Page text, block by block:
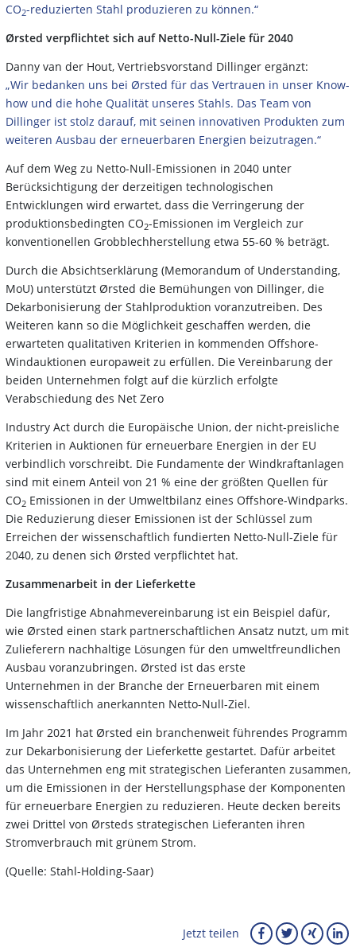
CO2-reduzierten Stahl produzieren zu können.“
Ørsted verpflichtet sich auf Netto-Null-Ziele für 2040
Danny van der Hout, Vertriebsvorstand Dillinger ergänzt:
„Wir bedanken uns bei Ørsted für das Vertrauen in unser Know-
how und die hohe Qualität unseres Stahls. Das Team von
Dillinger ist stolz darauf, mit seinen innovativen Produkten zum
weiteren Ausbau der erneuerbaren Energien beizutragen.“
Auf dem Weg zu Netto-Null-Emissionen in 2040 unter
Berücksichtigung der derzeitigen technologischen
Entwicklungen wird erwartet, dass die Verringerung der
produktionsbedingten CO2-Emissionen im Vergleich zur
konventionellen Grobblechherstellung etwa 55-60 % beträgt.
Durch die Absichtserklärung (Memorandum of Understanding,
MoU) unterstützt Ørsted die Bemühungen von Dillinger, die
Dekarbonisierung der Stahlproduktion voranzutreiben. Des
Weiteren kann so die Möglichkeit geschaffen werden, die
erwarteten qualitativen Kriterien in kommenden Offshore-
Windauktionen europaweit zu erfüllen. Die Vereinbarung der
beiden Unternehmen folgt auf die kürzlich erfolgte
Verabschiedung des Net Zero
Industry Act durch die Europäische Union, der nicht-preisliche
Kriterien in Auktionen für erneuerbare Energien in der EU
verbindlich vorschreibt. Die Fundamente der Windkraftanlagen
sind mit einem Anteil von 21 % eine der größten Quellen für
CO2 Emissionen in der Umweltbilanz eines Offshore-Windparks.
Die Reduzierung dieser Emissionen ist der Schlüssel zum
Erreichen der wissenschaftlich fundierten Netto-Null-Ziele für
2040, zu denen sich Ørsted verpflichtet hat.
Zusammenarbeit in der Lieferkette
Die langfristige Abnahmevereinbarung ist ein Beispiel dafür,
wie Ørsted einen stark partnerschaftlichen Ansatz nutzt, um mit
Zulieferern nachhaltige Lösungen für den umweltfreundlichen
Ausbau voranzubringen. Ørsted ist das erste
Unternehmen in der Branche der Erneuerbaren mit einem
wissenschaftlich anerkannten Netto-Null-Ziel.
Im Jahr 2021 hat Ørsted ein branchenweit führendes Programm
zur Dekarbonisierung der Lieferkette gestartet. Dafür arbeitet
das Unternehmen eng mit strategischen Lieferanten zusammen,
um die Emissionen in der Herstellungsphase der Komponenten
für erneuerbare Energien zu reduzieren. Heute decken bereits
zwei Drittel von Ørsteds strategischen Lieferanten ihren
Stromverbrauch mit grünem Strom.
(Quelle: Stahl-Holding-Saar)
Jetzt teilen